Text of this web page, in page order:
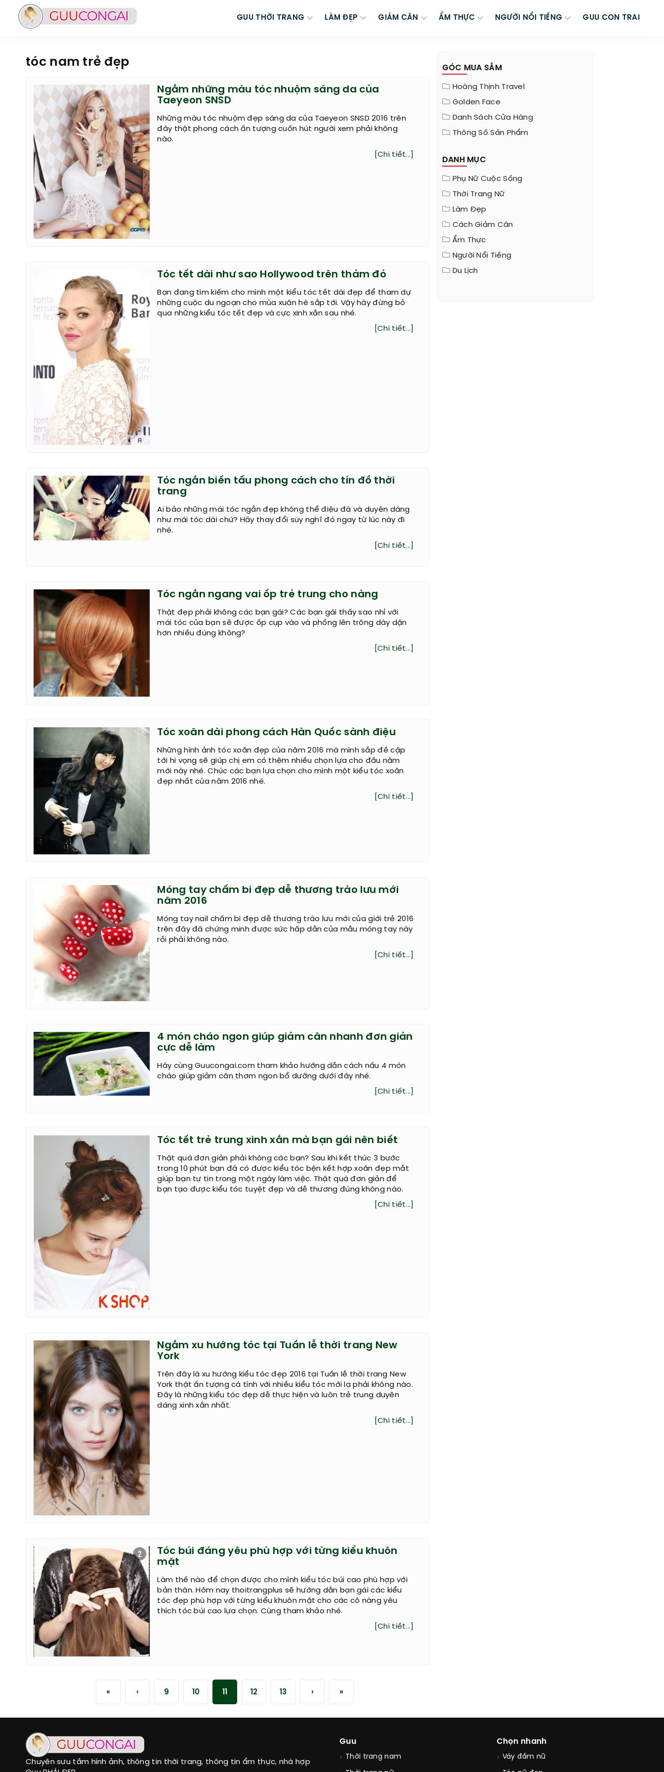
GUU THỜI TRANG LÀM ĐẸP GIẢM CÂN ẨM THỰC NGƯỜI NỔI TIẾNG GUU CON TRAI
tóc nam trẻ đẹp
Ngắm những màu tóc nhuộm sáng da của
Taeyeon SNSD
Những màu tóc nhuộm đẹp sáng da của Taeyeon SNSD 2016 trên
đây thật phong cách ấn tượng cuốn hút người xem phải không
nào.
[Chi tiết...]
Tóc tết dài như sao Hollywood trên thảm đỏ
Bạn đang tìm kiếm cho mình một kiểu tóc tết dài đẹp để tham dự
những cuộc du ngoạn cho mùa xuân hè sắp tới. Vậy hãy đừng bỏ
qua những kiểu tóc tết đẹp và cực xinh xắn sau nhé.
[Chi tiết...]
Tóc ngắn biến tấu phong cách cho tín đồ thời
trang
Ai bảo những mái tóc ngắn đẹp không thể điệu đà và duyên dáng
như mái tóc dài chứ? Hãy thay đổi suy nghĩ đó ngay từ lúc này đi
nhé.
[Chi tiết...]
Tóc ngắn ngang vai ốp trẻ trung cho nàng
Thật đẹp phải không các bạn gái? Các bạn gái thấy sao nhỉ với
mái tóc của bạn sẽ được ốp cụp vào và phồng lên trông dày dặn
hơn nhiều đúng không?
[Chi tiết...]
Tóc xoăn dài phong cách Hàn Quốc sành điệu
Những hình ảnh tóc xoăn đẹp của năm 2016 mà mình sắp đề cập
tới hi vọng sẽ giúp chị em có thêm nhiều chọn lựa cho đầu năm
mới này nhé. Chúc các bạn lựa chọn cho mình một kiểu tóc xoăn
đẹp nhất của năm 2016 nhé.
[Chi tiết...]
Móng tay chấm bi đẹp dễ thương trào lưu mới
năm 2016
Móng tay nail chấm bi đẹp dễ thương trào lưu mới của giới trẻ 2016
trên đây đã chứng minh được sức hấp dẫn của mẫu móng tay này
rồi phải không nào.
[Chi tiết...]
4 món cháo ngon giúp giảm cân nhanh đơn giản
cực dễ làm
Hãy cùng Guucongai.com tham khảo hướng dẫn cách nấu 4 món
cháo giúp giảm cân thơm ngon bổ dưỡng dưới đây nhé.
[Chi tiết...]
Tóc tết trẻ trung xinh xắn mà bạn gái nên biết
Thật quá đơn giản phải không các bạn? Sau khi kết thúc 3 bước
trong 10 phút bạn đã có được kiểu tóc bện kết hợp xoăn đẹp mắt
giúp bạn tự tin trong một ngày làm việc. Thật quá đơn giản để
bạn tạo được kiểu tóc tuyệt đẹp và dễ thương đúng không nào.
[Chi tiết...]
Ngắm xu hướng tóc tại Tuần lễ thời trang New
York
Trên đây là xu hướng kiểu tóc đẹp 2016 tại Tuần lễ thời trang New
York thật ấn tượng cá tính với nhiều kiểu tóc mới lạ phải không nào.
Đây là những kiểu tóc đẹp dễ thực hiện và luôn trẻ trung duyên
dáng xinh xắn nhất.
[Chi tiết...]
Tóc búi đáng yêu phù hợp với từng kiểu khuôn
mặt
Làm thế nào để chọn được cho mình kiểu tóc búi cao phù hợp với
bản thân. Hôm nay thoitrangplus sẽ hướng dẫn bạn gái các kiểu
tóc đẹp phù hợp với từng kiểu khuôn mặt cho các cô nàng yêu
thích tóc búi cao lựa chọn. Cùng tham khảo nhé.
[Chi tiết...]
« ‹ 9 10 11 12 13 › »
GÓC MUA SẮM
Hoàng Thịnh Travel
Golden Face
Danh Sách Cửa Hàng
Thông Số Sản Phẩm
DANH MỤC
Phụ Nữ Cuộc Sống
Thời Trang Nữ
Làm Đẹp
Cách Giảm Cân
Ẩm Thực
Người Nổi Tiếng
Du Lịch
Chuyên sưu tầm hình ảnh, thông tin thời trang, thông tin ẩm thực, nhà hợp
Guu
Thời trang nam
Chọn nhanh
Váy đầm nữ